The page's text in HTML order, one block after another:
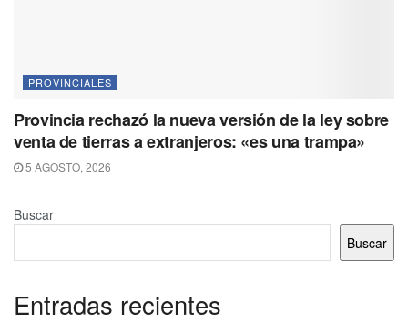
PROVINCIALES
Provincia rechazó la nueva versión de la ley sobre
venta de tierras a extranjeros: «es una trampa»
5 AGOSTO, 2026
Buscar
Buscar
Entradas recientes